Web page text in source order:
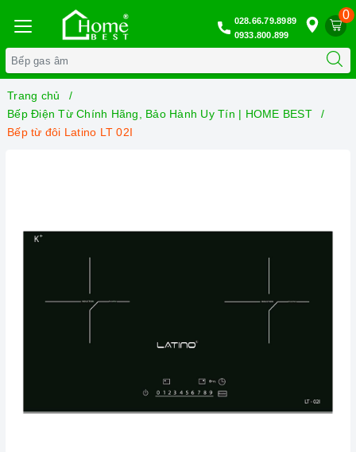
0
028.66.79.8989
0933.800.899
Trang chủ
Bếp Điện Từ Chính Hãng, Bảo Hành Uy Tín | HOME BEST
Bếp từ đôi Latino LT 02I